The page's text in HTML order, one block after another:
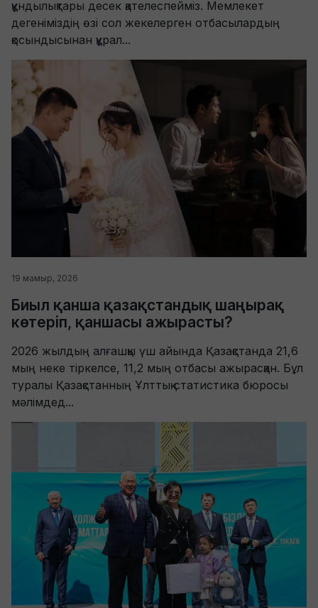
құндылықтары десек қателеспейміз. Мемлекет
дегеніміздің өзі сол жекелерген отбасылардың
қосындысынан құрал...
19 мамыр, 2026
Биыл қанша қазақстандық шаңырақ
көтеріп, қаншасы ажырасты?
2026 жылдың алғашқы үш айында Қазақстанда 21,6
мың неке тіркелсе, 11,2 мың отбасы ажырасқан. Бұл
туралы Қазақстанның Ұлттық статистика бюросы
мәлімдед...